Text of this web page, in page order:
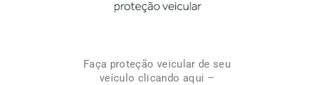
Faça proteção veicular de seu
veículo clicando aqui –